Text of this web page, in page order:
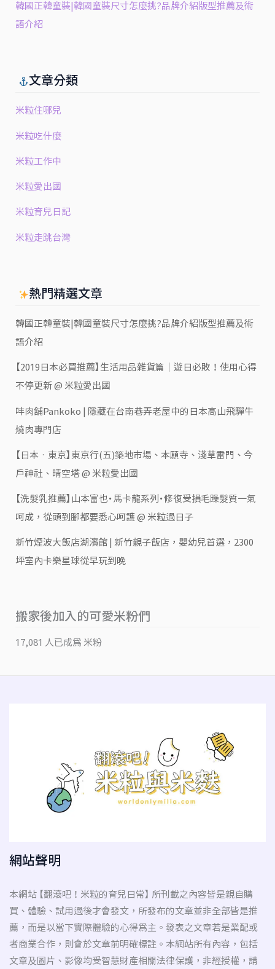
韓國正韓童裝|韓國童裝尺寸怎麼挑?品牌介紹版型推薦及術
語介紹
文章分類
米粒住哪兒
米粒吃什麼
米粒工作中
米粒愛出國
米粒育兒日記
米粒走跳台灣
熱門精選文章
韓國正韓童裝|韓國童裝尺寸怎麼挑?品牌介紹版型推薦及術
語介紹
【2019日本必買推薦】生活用品雜貨篇｜遊日必敗！使用心得
不停更新 @ 米粒愛出國
㕩肉舖Pankoko | 隱藏在台南巷弄老屋中的日本高山飛驒牛
燒肉專門店
【日本‧東京】東京行(五)築地市場、本願寺、淺草雷門、今
戶神社、晴空塔 @ 米粒愛出國
【洗髮乳推薦】山本富也・馬卡龍系列・修復受損毛躁髮質一氣
呵成，從頭到腳都要悉心呵護 @ 米粒過日子
新竹煙波大飯店湖濱館 | 新竹親子飯店，嬰幼兒首選，2300
坪室內卡樂星球從早玩到晚
搬家後加入的可愛米粉們
17,081 人已成為 米粉
網站聲明
本網站 【翻滾吧！米粒的育兒日常】 所刊載之內容皆是親自購
買、體驗、試用過後才會發文，所發布的文章並非全部皆是推
薦，而是以當下實際體驗的心得為主。發表之文章若是業配或
者商業合作，則會於文章前明確標註。本網站所有內容，包括
文章及圖片、影像均受智慧財產相關法律保護，非經授權，請